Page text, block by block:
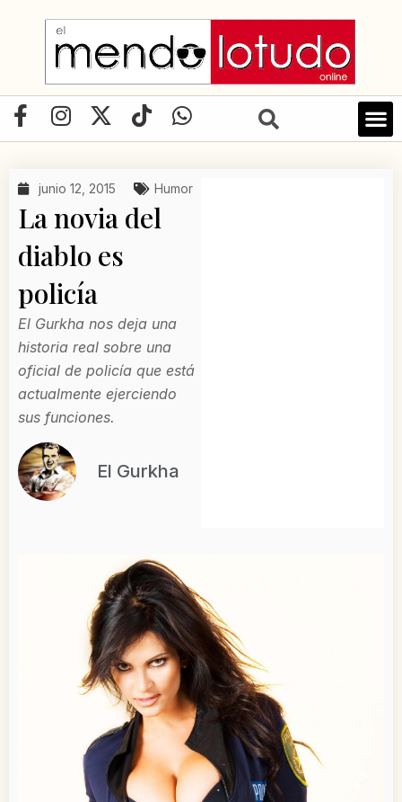
contenido
F
a
e
b
o
o
k
-
f
I
n
t
g
r
a
m
X
-
w
i
t
t
e
T
i
t
o
k
W
h
t
junio 12, 2015 Humor
La novia del
diablo es
policía
El Gurkha nos deja una
historia real sobre una
oficial de policía que está
actualmente ejerciendo
sus funciones.
El Gurkha